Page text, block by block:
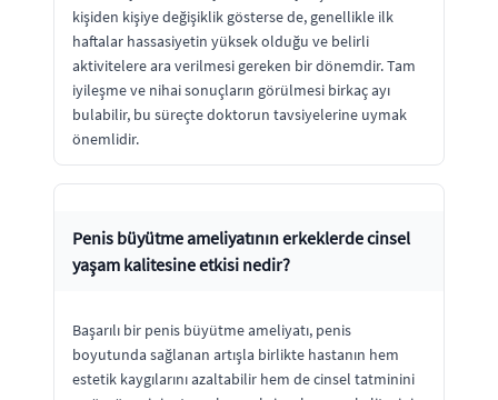
kişiden kişiye değişiklik gösterse de, genellikle ilk
haftalar hassasiyetin yüksek olduğu ve belirli
aktivitelere ara verilmesi gereken bir dönemdir. Tam
iyileşme ve nihai sonuçların görülmesi birkaç ayı
bulabilir, bu süreçte doktorun tavsiyelerine uymak
önemlidir.
Penis büyütme ameliyatının erkeklerde cinsel
yaşam kalitesine etkisi nedir?
Başarılı bir penis büyütme ameliyatı, penis
boyutunda sağlanan artışla birlikte hastanın hem
estetik kaygılarını azaltabilir hem de cinsel tatminini